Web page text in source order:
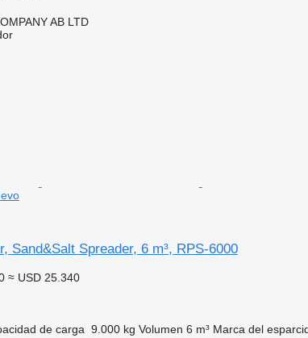
AB LTD
Sand&Salt Spreader, 6 m³, RPS-6000
≈ USD 25.340
de carga 9.000 kg Volumen 6 m³ Marca del